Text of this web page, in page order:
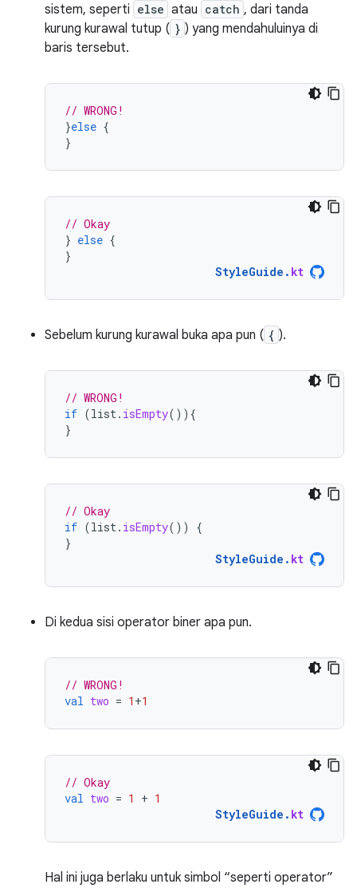
sistem, seperti else atau catch , dari tanda
kurung kurawal tutup ( } ) yang mendahuluinya di
baris tersebut.
// WRONG!
}else {
}
// Okay
} else {
}
StyleGuide . kt
Sebelum kurung kurawal buka apa pun ( { ).
// WRONG!
if (list. isEmpty()){
}
// Okay
if (list. isEmpty())
{
}
StyleGuide . kt
Di kedua sisi operator biner apa pun.
// WRONG!
val two = 1 +1
// Okay
val two = 1 + 1
StyleGuide . kt
Hal ini juga berlaku untuk simbol “seperti operator”